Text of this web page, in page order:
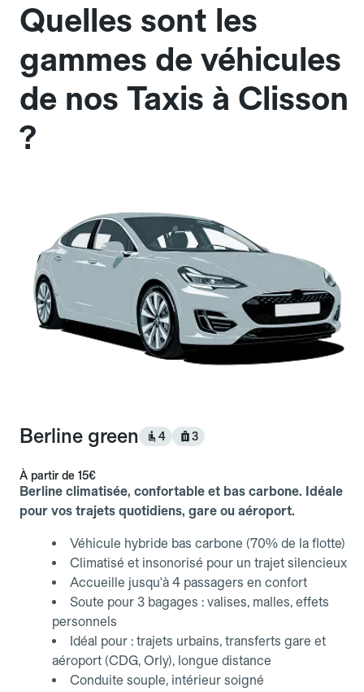
Quelles sont les
gammes de véhicules
de nos Taxis à Clisson
?
Berline green 4 3
À partir de 15€
Berline climatisée, confortable et bas carbone. Idéale
pour vos trajets quotidiens, gare ou aéroport.
Véhicule hybride bas carbone (70% de la flotte)
Climatisé et insonorisé pour un trajet silencieux
Accueille jusqu'à 4 passagers en confort
Soute pour 3 bagages : valises, malles, effets
personnels
Idéal pour : trajets urbains, transferts gare et
aéroport (CDG, Orly), longue distance
Conduite souple, intérieur soigné